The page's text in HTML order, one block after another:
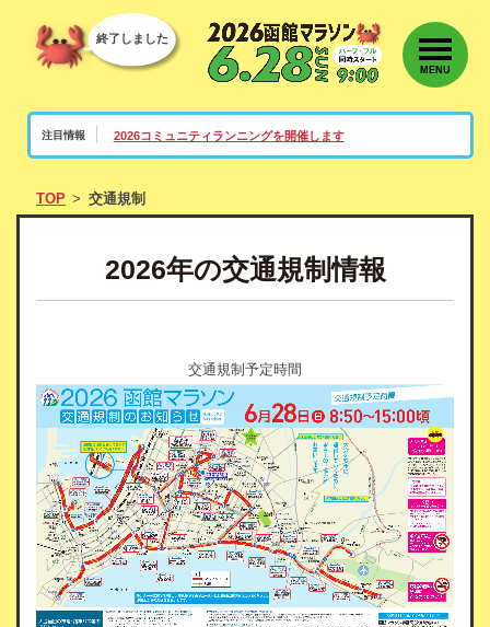
MENU
注目情報 2026コミュニティランニングを開催します
終了しました
TOP 交通規制
2026年の交通規制情報
交通規制予定時間